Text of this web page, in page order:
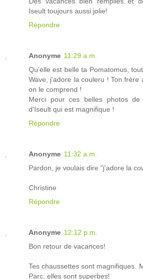
Iseult toujours aussi jolie!
Répondre
Anonyme 11:29 a.m.
Qu'elle est belle ta Pomatomus,
Wave, j'adore la couleru ! Ton frère
on le comprend !
Merci pour ces belles photos
d'Iseult qui est magnifique !
Répondre
Anonyme 11:32 a.m.
Pardon, je voulais dire "j'adore la
Christine
Répondre
Anonyme 12:12 p.m.
Bon retour de vacances!
Tes chaussettes sont magnifiques.
Parc, elles sont superbes!